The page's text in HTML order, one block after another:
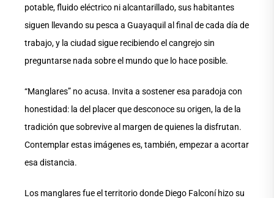
potable, fluido eléctrico ni alcantarillado, sus habitantes
siguen llevando su pesca a Guayaquil al final de cada día de
trabajo, y la ciudad sigue recibiendo el cangrejo sin
preguntarse nada sobre el mundo que lo hace posible.
“Manglares” no acusa. Invita a sostener esa paradoja con
honestidad: la del placer que desconoce su origen, la de la
tradición que sobrevive al margen de quienes la disfrutan.
Contemplar estas imágenes es, también, empezar a acortar
esa distancia.
Los manglares fue el territorio donde Diego Falconí hizo su